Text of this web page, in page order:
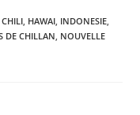
CHILI HAWAI INDONESIE
DE CHILLAN NOUVELLE